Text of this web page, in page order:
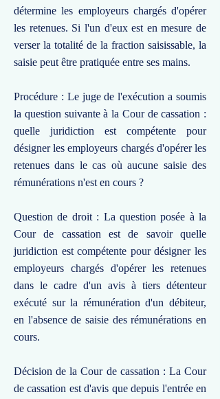
détermine les employeurs chargés d'opérer
les retenues. Si l'un d'eux est en mesure de
verser la totalité de la fraction saisissable, la
saisie peut être pratiquée entre ses mains.
Procédure : Le juge de l'exécution a soumis
la question suivante à la Cour de cassation :
quelle juridiction est compétente pour
désigner les employeurs chargés d'opérer les
retenues dans le cas où aucune saisie des
rémunérations n'est en cours ?
Question de droit : La question posée à la
Cour de cassation est de savoir quelle
juridiction est compétente pour désigner les
employeurs chargés d'opérer les retenues
dans le cadre d'un avis à tiers détenteur
exécuté sur la rémunération d'un débiteur,
en l'absence de saisie des rémunérations en
cours.
Décision de la Cour de cassation : La Cour
de cassation est d'avis que depuis l'entrée en